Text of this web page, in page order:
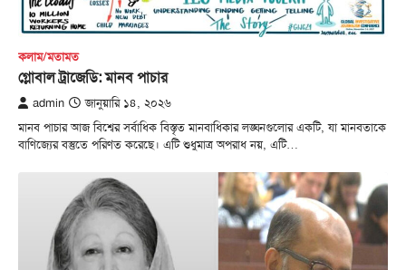
কলাম/মতামত
গ্লোবাল ট্রাজেডি: মানব পাচার
admin
জানুয়ারি ১৪, ২০২৬
মানব পাচার আজ বিশ্বের সর্বাধিক বিস্তৃত মানবাধিকার লঙ্ঘনগুলোর একটি, যা মানবতাকে
বাণিজ্যের বস্তুতে পরিণত করেছে। এটি শুধুমাত্র অপরাধ নয়, এটি…